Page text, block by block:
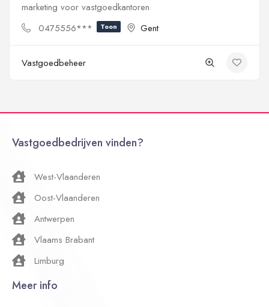
marketing voor vastgoedkantoren
0475556***
Toon Gent
Vastgoedbeheer
Vastgoedbedrijven vinden?
West-Vlaanderen
Oost-Vlaanderen
Antwerpen
Vlaams Brabant
Limburg
Meer info